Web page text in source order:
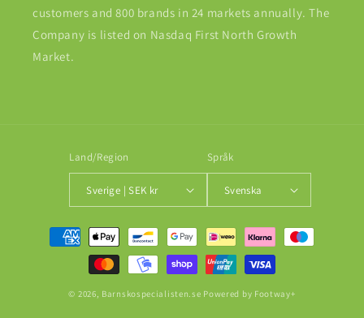
customers and 800 brands in 24 markets annually. The
Company is listed on Nasdaq First North Growth
Market.
Land/Region
Sverige | SEK kr
Språk
Svenska
Betalningsmetoder
© 2026, Barnskospecialisten.se Powered by Footway+